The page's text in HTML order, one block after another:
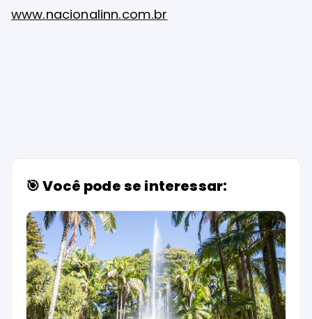
www.nacionalinn.com.br
🎯 Você pode se interessar: